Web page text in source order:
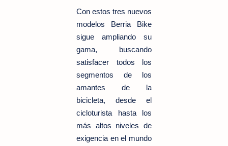
Con estos tres nuevos
modelos Berria Bike
sigue ampliando su
gama, buscando
satisfacer todos los
segmentos de los
amantes de la
bicicleta, desde el
cicloturista hasta los
más altos niveles de
exigencia en el mundo